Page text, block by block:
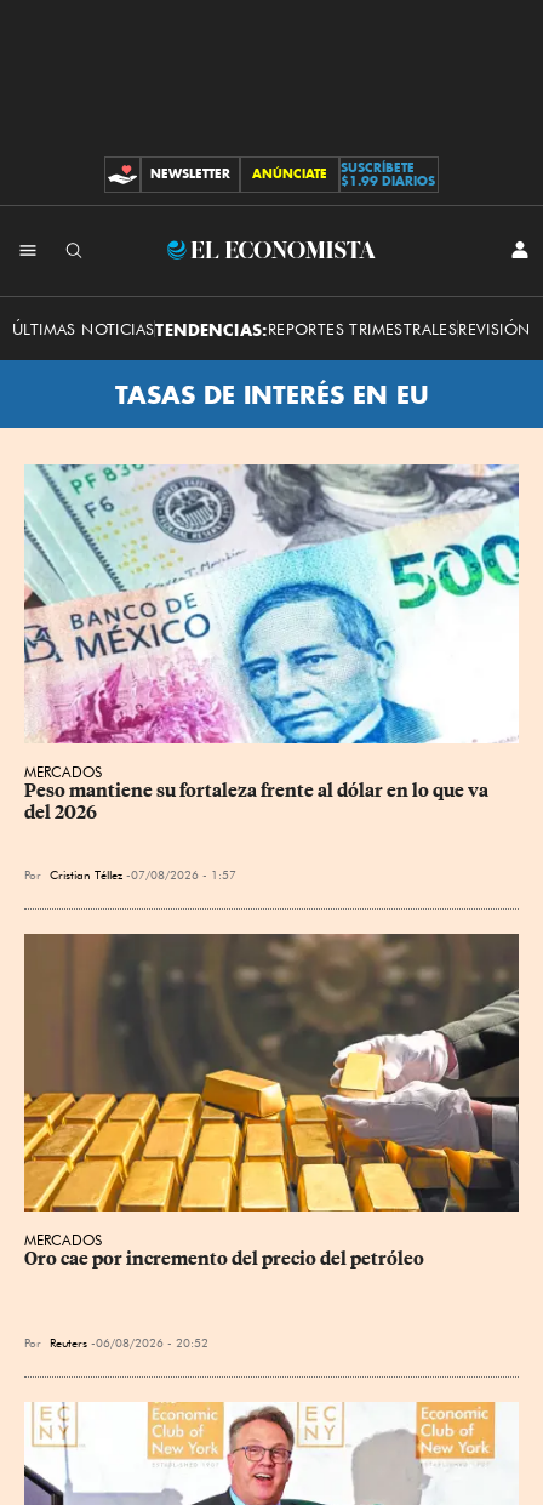
CONTRIBUCIONES
NEWSLETTER ANÚNCIATE
SUSCRÍBETE
$1.99 DIARIOS
El
Economista
ÚLTIMAS NOTICIASTENDENCIAS:REPORTES TRIMESTRALESREVISIÓN
TASAS DE INTERÉS EN EU
MERCADOS
Peso mantiene su fortaleza frente al dólar en lo que va
del 2026
Por Cristian Téllez 07/08/2026 - 1:57
MERCADOS
Oro cae por incremento del precio del petróleo
Por Reuters 06/08/2026 - 20:52